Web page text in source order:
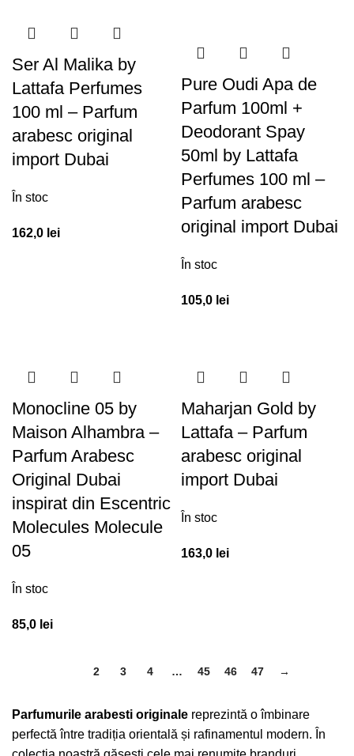
Ser Al Malika by
Lattafa Perfumes
100 ml – Parfum
arabesc original
import Dubai
În stoc
162,0 lei
Pure Oudi Apa de
Parfum 100ml +
Deodorant Spay
50ml by Lattafa
Perfumes 100 ml –
Parfum arabesc
original import Dubai
În stoc
105,0 lei
Monocline 05 by
Maison Alhambra –
Parfum Arabesc
Original Dubai
inspirat din Escentric
Molecules Molecule
05
În stoc
85,0 lei
Maharjan Gold by
Lattafa – Parfum
arabesc original
import Dubai
În stoc
163,0 lei
2 3 4 … 45 46 47 →
Parfumurile arabesti originale reprezintă o îmbinare
perfectă între tradiția orientală și rafinamentul modern. În